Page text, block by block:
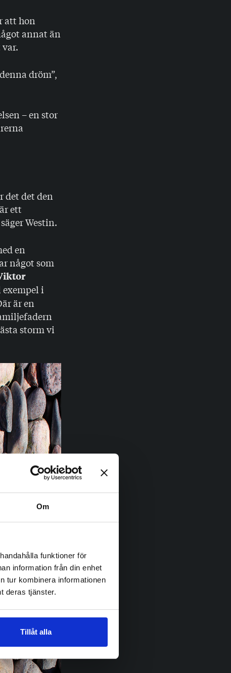
Om
funktioner för
information från din enhet
tur kombinera informationen
deras tjänster.
Tillåt alla
att hon
annat än
dröm”,
– en stor
det det den
ett
Westin.
en
något som
i
är en
storm vi